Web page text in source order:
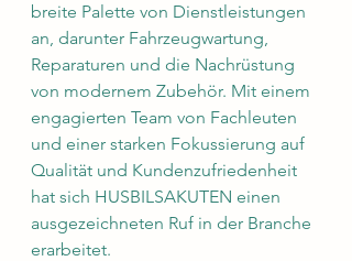
breite Palette von Dienstleistungen
an, darunter Fahrzeugwartung,
Reparaturen und die Nachrüstung
von modernem Zubehör. Mit einem
engagierten Team von Fachleuten
und einer starken Fokussierung auf
Qualität und Kundenzufriedenheit
hat sich HUSBILSAKUTEN einen
ausgezeichneten Ruf in der Branche
erarbeitet.